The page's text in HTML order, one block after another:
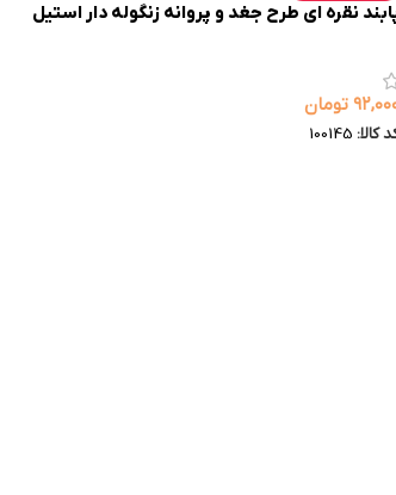
نقره ای طرح جغد و پروانه زنگوله دار استیل
تومان
کالا: 100145